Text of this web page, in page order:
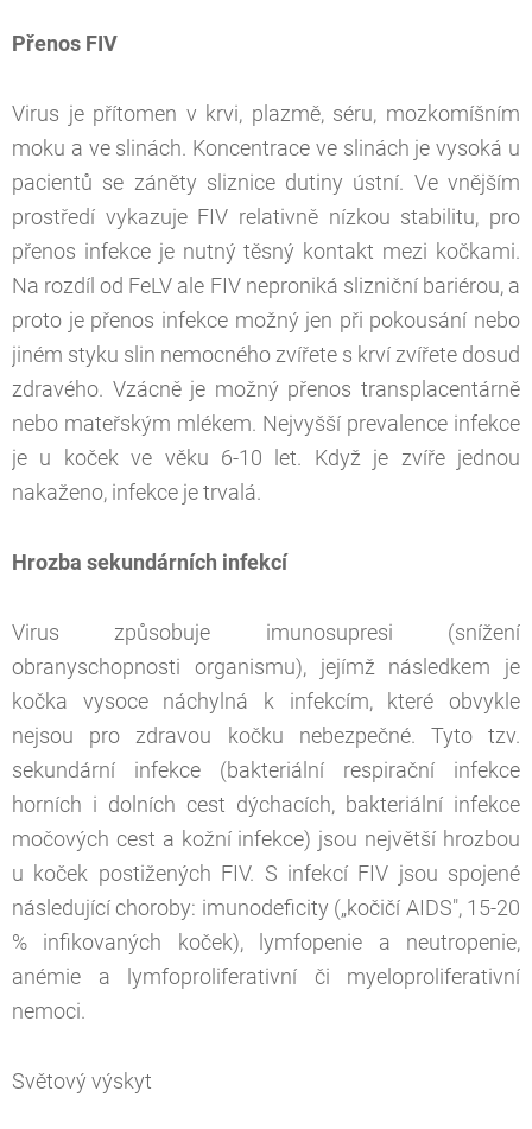
Přenos FIV
Virus je přítomen v krvi, plazmě, séru, mozkomíšním
moku a ve slinách. Koncentrace ve slinách je vysoká u
pacientů se záněty sliznice dutiny ústní. Ve vnějším
prostředí vykazuje FIV relativně nízkou stabilitu, pro
přenos infekce je nutný těsný kontakt mezi kočkami.
Na rozdíl od FeLV ale FIV neproniká slizniční bariérou, a
proto je přenos infekce možný jen při pokousání nebo
jiném styku slin nemocného zvířete s krví zvířete dosud
zdravého. Vzácně je možný přenos transplacentárně
nebo mateřským mlékem. Nejvyšší prevalence infekce
je u koček ve věku 6-10 let. Když je zvíře jednou
nakaženo, infekce je trvalá.
Hrozba sekundárních infekcí
Virus způsobuje imunosupresi (snížení
obranyschopnosti organismu), jejímž následkem je
kočka vysoce náchylná k infekcím, které obvykle
nejsou pro zdravou kočku nebezpečné. Tyto tzv.
sekundární infekce (bakteriální respirační infekce
horních i dolních cest dýchacích, bakteriální infekce
močových cest a kožní infekce) jsou největší hrozbou
u koček postižených FIV. S infekcí FIV jsou spojené
následující choroby: imunodeficity („kočičí AIDS", 15-20
% infikovaných koček), lymfopenie a neutropenie,
anémie a lymfoproliferativní či myeloproliferativní
nemoci.
Světový výskyt